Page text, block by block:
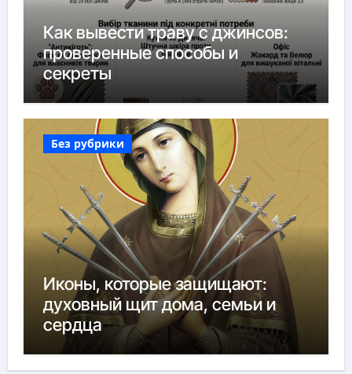
Как вывести траву с джинсов:
проверенные способы и
секреты
Без рубрики
Иконы, которые защищают:
духовный щит дома, семьи и
сердца